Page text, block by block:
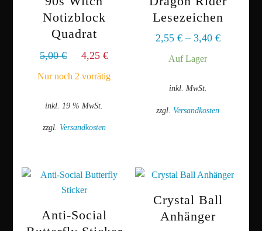
Notizblock
Quadrat
5,00€
Ursprünglicher
5,00 €
4,25€
Nur noch 2 vorrätig
inkl. 19 % MwSt.
zzgl. Versandkosten
Lesezeichen
2,55 €– 3,40 €
Auf Lager
inkl. MwSt.
zzgl. Versandkosten
mehrere
auf.
Die
Anti-Social
Crystal Ball
Anhänger